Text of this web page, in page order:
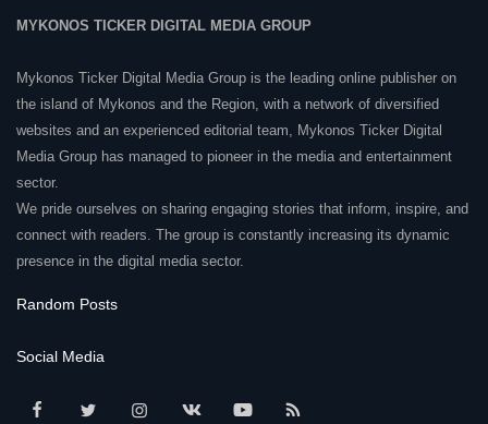
MYKONOS TICKER DIGITAL MEDIA GROUP
Mykonos Ticker Digital Media Group is the leading online publisher on
the island of Mykonos and the Region, with a network of diversified
websites and an experienced editorial team, Mykonos Ticker Digital
Media Group has managed to pioneer in the media and entertainment
sector.
We pride ourselves on sharing engaging stories that inform, inspire, and
connect with readers. The group is constantly increasing its dynamic
presence in the digital media sector.
Random Posts
Social Media